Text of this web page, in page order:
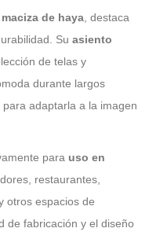
de haya , destaca
Su asiento
de telas y
durante largos
adaptarla a la imagen
para uso en
restaurantes,
otros espacios de
de fabricación y el diseño